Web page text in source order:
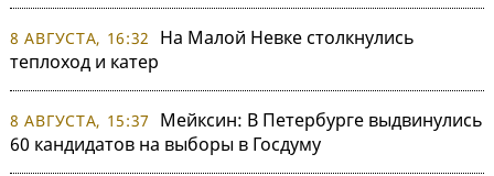
8 АВГУСТА, 16:32
На Малой Невке столкнулись
теплоход и катер
8 АВГУСТА, 15:37
Мейксин: В Петербурге выдвинулись
60 кандидатов на выборы в Госдуму